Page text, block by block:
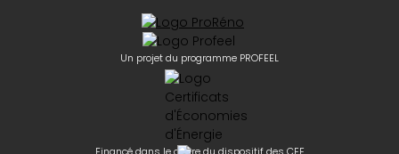
Un projet du programme PROFEEL